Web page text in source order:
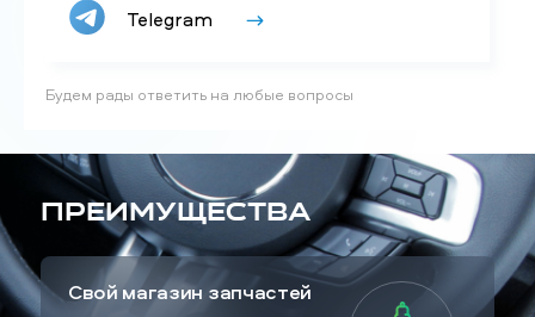
Telegram
Будем рады ответить на любые вопросы
Преимущества
Свой магазин запчастей